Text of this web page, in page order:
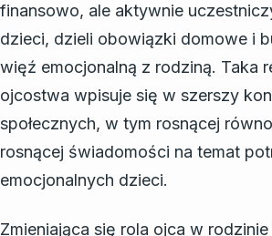
finansowo, ale aktywnie
dzieci, dzieli obowiązki domowe i
więź emocjonalną z rodziną. Taka
ojcostwa wpisuje się w szerszy
społecznych, w tym rosnącej
rosnącej świadomości na temat
emocjonalnych dzieci.
Zmieniająca się rola ojca w